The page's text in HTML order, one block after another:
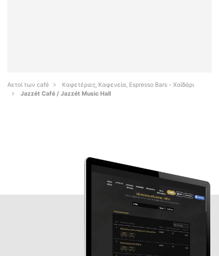
Αετοί των café
Καφετέριες, Καφενεία, Espresso Bars - Χαϊδάρι
Jazzét Café / Jazzét Music Hall